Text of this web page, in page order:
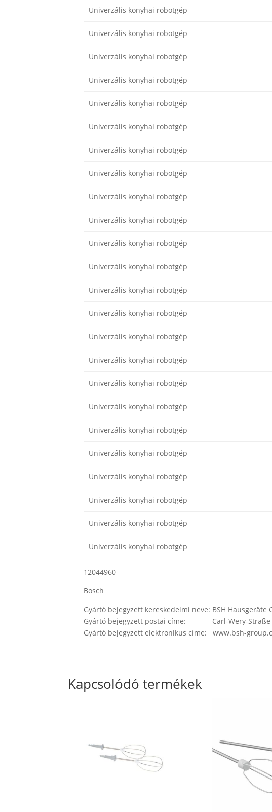
Univerzális konyhai robotgép
Univerzális konyhai robotgép
Univerzális konyhai robotgép
Univerzális konyhai robotgép
Univerzális konyhai robotgép
Univerzális konyhai robotgép
Univerzális konyhai robotgép
Univerzális konyhai robotgép
Univerzális konyhai robotgép
Univerzális konyhai robotgép
Univerzális konyhai robotgép
Univerzális konyhai robotgép
Univerzális konyhai robotgép
Univerzális konyhai robotgép
Univerzális konyhai robotgép
Univerzális konyhai robotgép
Univerzális konyhai robotgép
Univerzális konyhai robotgép
Univerzális konyhai robotgép
Univerzális konyhai robotgép
Univerzális konyhai robotgép
Univerzális konyhai robotgép
Univerzális konyhai robotgép
Univerzális konyhai robotgép
12044960
Bosch
Gyártó bejegyzett kereskedelmi neve: BSH Hausgeräte
Gyártó bejegyzett postai címe: Carl-Wery-Straße
Gyártó bejegyzett elektronikus címe: www.bsh-
Kapcsolódó termékek